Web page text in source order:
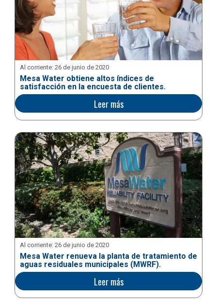
Al corriente: 26 de junio de 2020
Mesa Water obtiene altos índices de
satisfacción en la encuesta de clientes.
Leer más
Al corriente: 26 de junio de 2020
Mesa Water renueva la planta de tratamiento de
aguas residuales municipales (MWRF).
Leer más